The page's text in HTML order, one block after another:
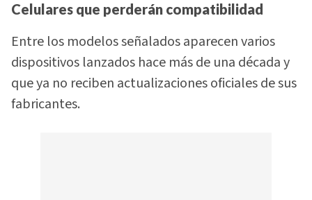
Celulares que perderán compatibilidad
Entre los modelos señalados aparecen varios
dispositivos lanzados hace más de una década y
que ya no reciben actualizaciones oficiales de sus
fabricantes.